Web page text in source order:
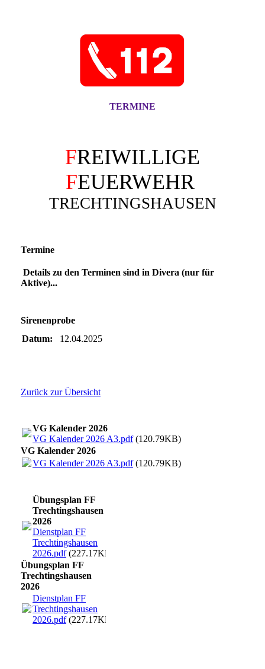
TERMINE
FREIWILLIGE
FEUERWEHR
TRECHTINGSHAUSEN
Termine
Details zu den Terminen sind in Divera (nur für
Aktive)...
Sirenenprobe
Datum:
12.04.2025
Zurück zur Übersicht
VG Kalender 2026
VG Kalender 2026 A3.pdf(120.79KB)
VG Kalender 2026
VG Kalender 2026 A3.pdf(120.79KB)
Übungsplan FF
Trechtingshausen
2026
Dienstplan FF
Trechtingshausen
2026.pdf(227.17KB)
Übungsplan FF
Trechtingshausen
2026
Dienstplan FF
Trechtingshausen
2026.pdf(227.17KB)